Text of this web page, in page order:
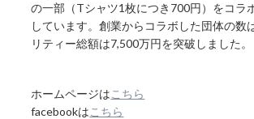
の一部（Tシャツ1枚につき700円）をコラ
しています。創業からコラボした団体の数
リティー総額は7,500万円を突破しました。
ホームページはこちら
facebookはこちら